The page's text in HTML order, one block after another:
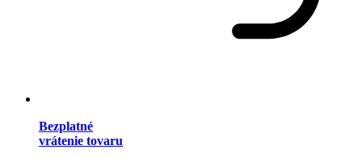
Bezplatné
vrátenie tovaru